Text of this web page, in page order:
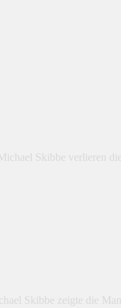
Skibbe verlieren
Skibbe zeigte die